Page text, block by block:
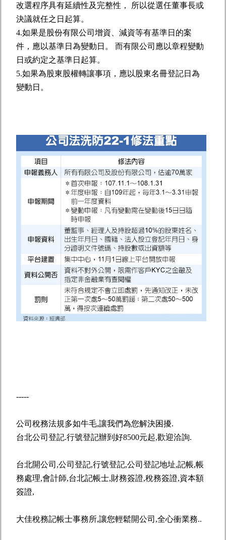
改選程序具有延續性及完整性， 所以從選任董事長或
決議就任之日起算。
4.如果是股份有限公司增資、減資等有基準日的案
件，應以基準日為變動日。 而有限公司應以章程變動
日或約定之基準日起算。
5.如果為股東股權轉讓事項，應以股東名冊登記日為
變動日。
-----
公司稅務法規多如牛毛,讓我們為您解決困擾.
台北公司登記.行號登記辦到好8500元起,歡迎洽詢.
台北開公司 ,公司登記,行號登記,公司登記地址,記帳,帳
務處理,會計師,台北記帳士,財務簽證,稅務簽證,資本額
簽證,
大佳稅務記帳士事務所,讓您輕鬆開公司,全心衝業務..